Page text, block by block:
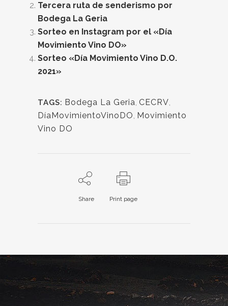
Tercera ruta de senderismo por
Bodega La Geria
Sorteo en Instagram por el «Día
Movimiento Vino DO»
Sorteo «Día Movimiento Vino D.O.
2021»
TAGS: Bodega La Geria, CECRV,
DíaMovimientoVinoDO, Movimiento
Vino DO
Share Print page